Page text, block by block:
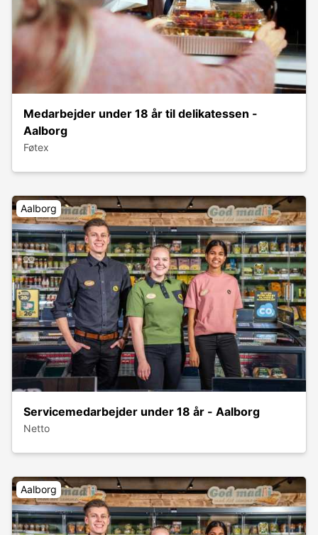
Medarbejder under 18 år til delikatessen -
Aalborg
Føtex
Aalborg
Servicemedarbejder under 18 år - Aalborg
Netto
Aalborg